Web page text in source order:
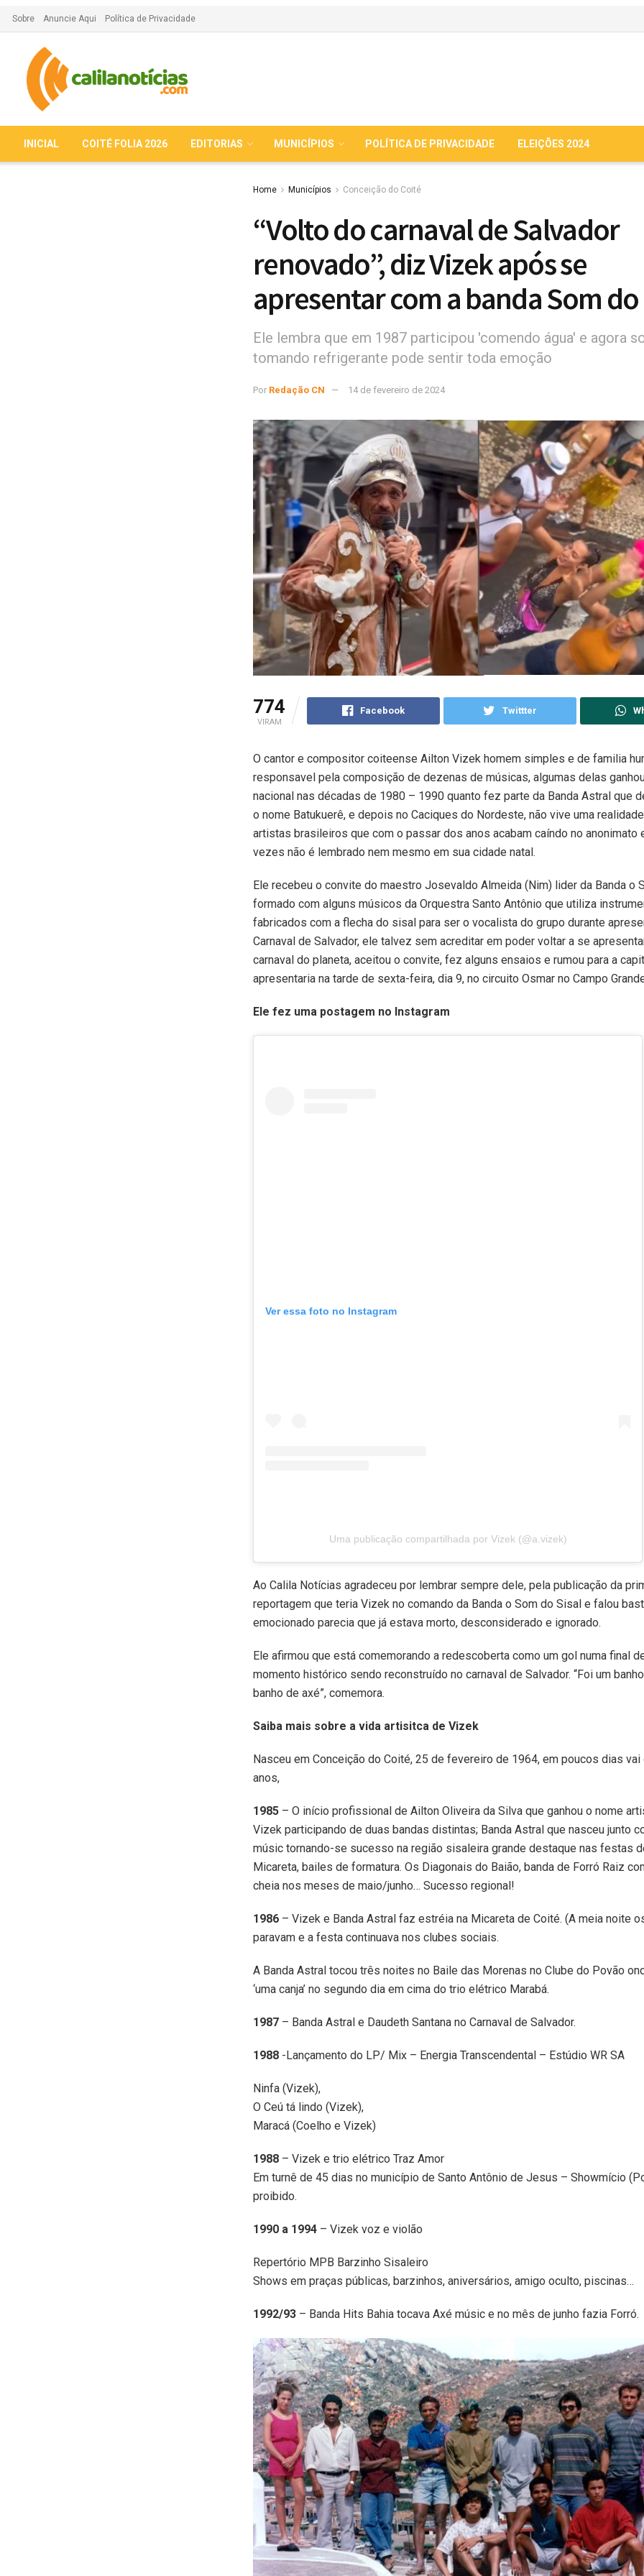
Sobre Anuncie Aqui Política de Privacidade
INICIAL COITÉ FOLIA 2026 EDITORIAS MUNICÍPIOS POLÍTICA DE PRIVACIDADE ELEIÇÕES 2024
Home Municípios Conceição do Coité
“Volto do carnaval de Salvador
renovado”, diz Vizek após se
apresentar com a banda Som do
Ele lembra que em 1987 participou 'comendo água' e agora
tomando refrigerante pode sentir toda emoção
Por Redação CN 14 de fevereiro de 2024
774
VIRAM
Facebook Twittter
O cantor e compositor coiteense Ailton Vizek homem simples e de familia
responsavel pela composição de dezenas de músicas, algumas delas
nacional nas décadas de 1980 – 1990 quanto fez parte da Banda Astral que
o nome Batukuerê, e depois no Caciques do Nordeste, não vive uma
artistas brasileiros que com o passar dos anos acabam caíndo no anonimato
vezes não é lembrado nem mesmo em sua cidade natal.
Ele recebeu o convite do maestro Josevaldo Almeida (Nim) lider da Banda o
formado com alguns músicos da Orquestra Santo Antônio que utiliza
fabricados com a flecha do sisal para ser o vocalista do grupo durante
Carnaval de Salvador, ele talvez sem acreditar em poder voltar a se
carnaval do planeta, aceitou o convite, fez alguns ensaios e rumou para a
apresentaria na tarde de sexta-feira, dia 9, no circuito Osmar no Campo
Ele fez uma postagem no Instagram
Ver essa foto no Instagram
Uma publicação compartilhada por Vizek (@a.vizek)
Ao Calila Notícias agradeceu por lembrar sempre dele, pela publicação da
reportagem que teria Vizek no comando da Banda o Som do Sisal e falou
emocionado parecia que já estava morto, desconsiderado e ignorado.
Ele afirmou que está comemorando a redescoberta como um gol numa final
momento histórico sendo reconstruído no carnaval de Salvador. “Foi um
banho de axé”, comemora.
Saiba mais sobre a vida artisitca de Vizek
Nasceu em Conceição do Coité, 25 de fevereiro de 1964, em poucos dias
anos,
1985 – O início profissional de Ailton Oliveira da Silva que ganhou o nome
Vizek participando de duas bandas distintas; Banda Astral que nasceu junto
músic tornando-se sucesso na região sisaleira grande destaque nas festas
Micareta, bailes de formatura. Os Diagonais do Baião, banda de Forró Raiz
cheia nos meses de maio/junho… Sucesso regional!
1986 – Vizek e Banda Astral faz estréia na Micareta de Coité. (A meia noite
paravam e a festa continuava nos clubes sociais.
A Banda Astral tocou três noites no Baile das Morenas no Clube do Povão
‘uma canja’ no segundo dia em cima do trio elétrico Marabá.
1987 – Banda Astral e Daudeth Santana no Carnaval de Salvador.
1988 -Lançamento do LP/ Mix – Energia Transcendental – Estúdio WR SA
Ninfa (Vizek),
O Ceú tá lindo (Vizek),
Maracá (Coelho e Vizek)
1988 – Vizek e trio elétrico Traz Amor
Em turnê de 45 dias no município de Santo Antônio de Jesus – Showmício
proibido.
1990 a 1994 – Vizek voz e violão
Repertório MPB Barzinho Sisaleiro
Shows em praças públicas, barzinhos, aniversários, amigo oculto, piscinas…
1992/93 – Banda Hits Bahia tocava Axé músic e no mês de junho fazia Forró.